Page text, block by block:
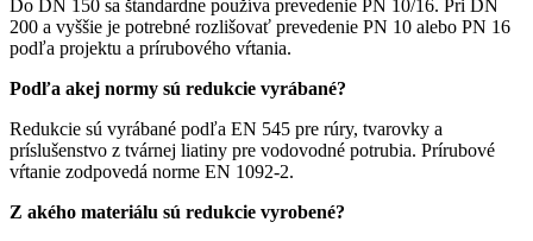
Do DN 150 sa štandardne používa prevedenie PN 10/16. Pri DN
200 a vyššie je potrebné rozlišovať prevedenie PN 10 alebo PN 16
podľa projektu a prírubového vŕtania.
Podľa akej normy sú redukcie vyrábané?
Redukcie sú vyrábané podľa EN 545 pre rúry, tvarovky a
príslušenstvo z tvárnej liatiny pre vodovodné potrubia. Prírubové
vŕtanie zodpovedá norme EN 1092-2.
Z akého materiálu sú redukcie vyrobené?